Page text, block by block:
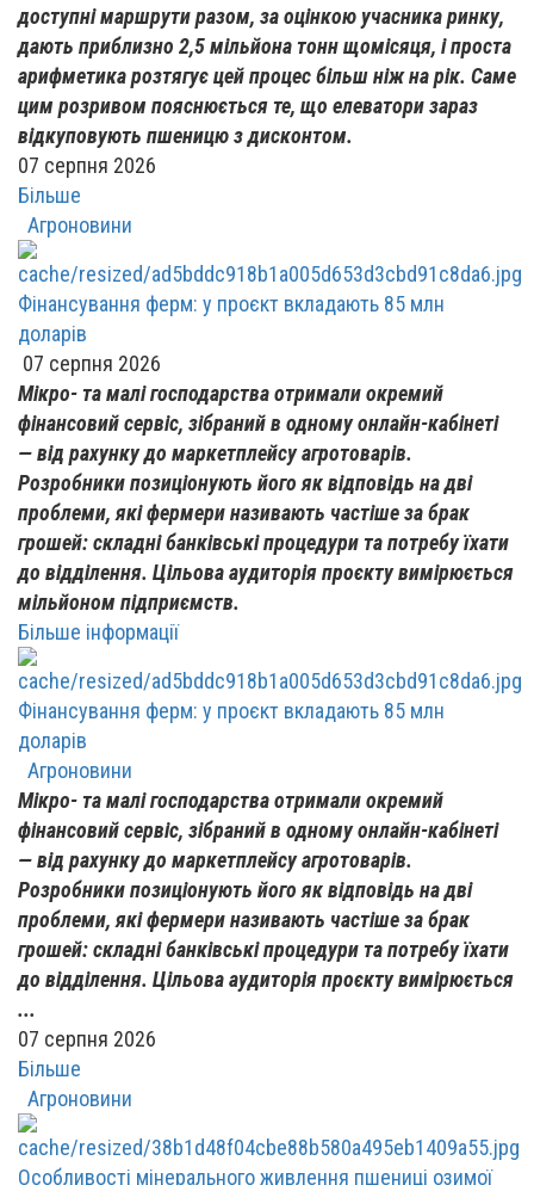
доступні маршрути разом, за оцінкою учасника ринку,
дають приблизно 2,5 мільйона тонн щомісяця, і проста
арифметика розтягує цей процес більш ніж на рік. Саме
цим розривом пояснюється те, що елеватори зараз
відкуповують пшеницю з дисконтом.
07 серпня 2026
Більше
Агроновини
Фінансування ферм: у проєкт вкладають 85 млн
доларів
07 серпня 2026
Мікро- та малі господарства отримали окремий
фінансовий сервіс, зібраний в одному онлайн-кабінеті
— від рахунку до маркетплейсу агротоварів.
Розробники позиціонують його як відповідь на дві
проблеми, які фермери називають частіше за брак
грошей: складні банківські процедури та потребу їхати
до відділення. Цільова аудиторія проєкту вимірюється
мільйоном підприємств.
Більше інформації
Фінансування ферм: у проєкт вкладають 85 млн
доларів
Агроновини
Мікро- та малі господарства отримали окремий
фінансовий сервіс, зібраний в одному онлайн-кабінеті
— від рахунку до маркетплейсу агротоварів.
Розробники позиціонують його як відповідь на дві
проблеми, які фермери називають частіше за брак
грошей: складні банківські процедури та потребу їхати
до відділення. Цільова аудиторія проєкту вимірюється
...
07 серпня 2026
Більше
Агроновини
Особливості мінерального живлення пшениці озимої